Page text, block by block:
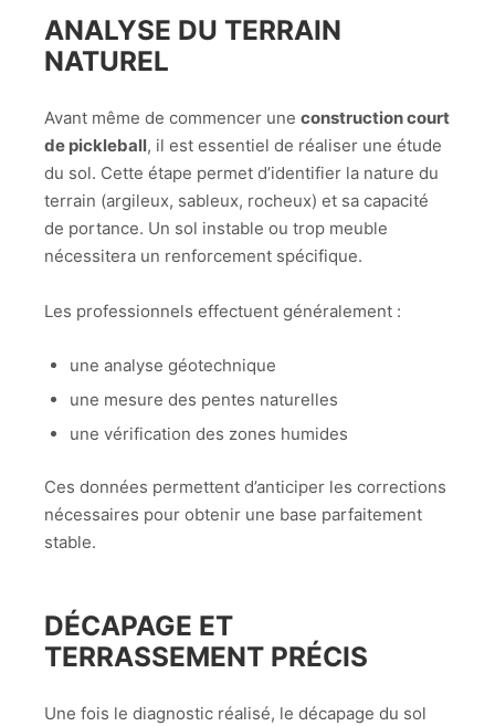
ANALYSE DU TERRAIN
NATUREL
Avant même de commencer une construction court
de pickleball, il est essentiel de réaliser une étude
du sol. Cette étape permet d’identifier la nature du
terrain (argileux, sableux, rocheux) et sa capacité
de portance. Un sol instable ou trop meuble
nécessitera un renforcement spécifique.
Les professionnels effectuent généralement :
une analyse géotechnique
une mesure des pentes naturelles
une vérification des zones humides
Ces données permettent d’anticiper les corrections
nécessaires pour obtenir une base parfaitement
stable.
DÉCAPAGE ET
TERRASSEMENT PRÉCIS
Une fois le diagnostic réalisé, le décapage du sol